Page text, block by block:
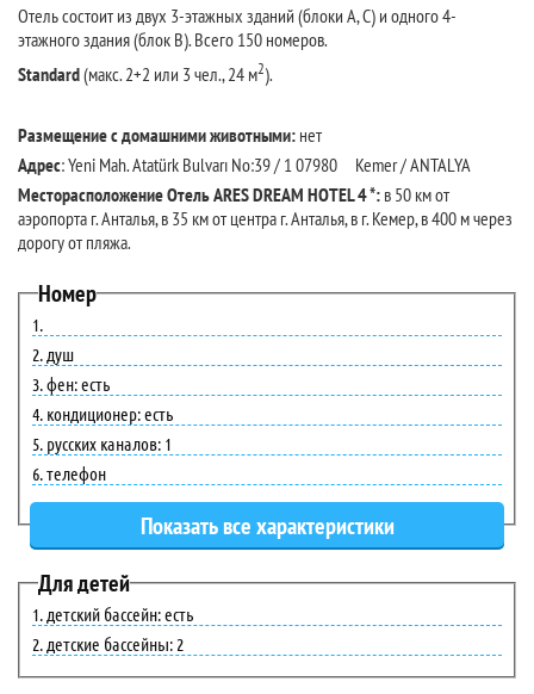
Отель состоит из двух 3-этажных зданий (блоки А, С) и одного 4-
этажного здания (блок В). Всего 150 номеров.
Standard(макс. 2+2 или 3 чел., 24 м2).
Размещение сдомашнимиживотными: нет
Адрес: Yeni Mah. Atatürk Bulvarı No:39 / 1 07980 Kemer / ANTALYA
Месторасположение Отель ARES DREAM HOTEL 4 *: в 50 км от
аэропорта г. Анталья, в 35 км от центра г. Анталья, в г. Кемер, в 400 м через
дорогу от пляжа.
Номер
душ
фен: есть
кондиционер: есть
русских каналов: 1
телефон
Для детей
детский бассейн: есть
детские бассейны: 2